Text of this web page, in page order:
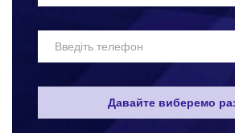
поставити питання щодо товару.
Давайте виберемо